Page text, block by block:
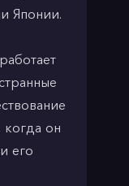
Японии.
он
его